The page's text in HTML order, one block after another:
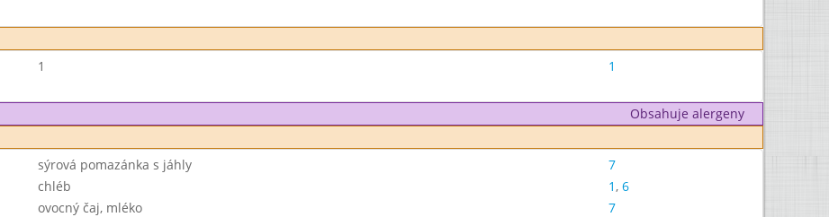
1 1
Obsahuje alergeny
sýrová pomazánka s jáhly
7
chléb 1, 6
ovocný čaj, mléko
7